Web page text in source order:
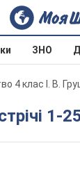
ЗНО
4 клас І. В.
1-